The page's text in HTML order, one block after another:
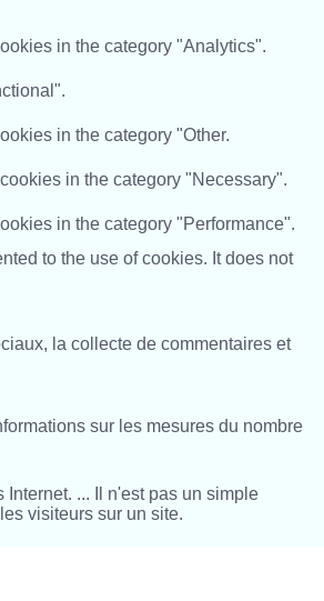
in the category "Analytics".
in the category "Other.
in the category "Necessary".
in the category "Performance".
to the use of cookies. It does not
la collecte de commentaires et
sur les mesures du nombre
... Il n'est pas un simple
visiteurs sur un site.
sur les sites web et recueillent